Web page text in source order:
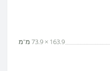
163.9 × 73.9 מ"מ